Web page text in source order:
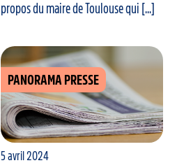
propos du maire de Toulouse qui [...]
PANORAMA PRESSE
5 avril 2024